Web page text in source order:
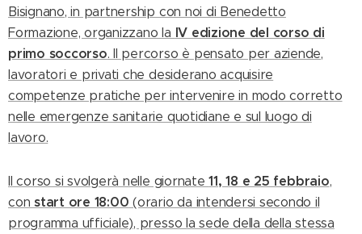
Bisignano, in partnership con noi di Benedetto
Formazione, organizzano la IV edizione del corso di
primo soccorso. Il percorso è pensato per aziende,
lavoratori e privati che desiderano acquisire
competenze pratiche per intervenire in modo corretto
nelle emergenze sanitarie quotidiane e sul luogo di
lavoro.
Il corso si svolgerà nelle giornate11, 18 e 25 febbraio,
constart ore 18:00 (orario da intendersi secondo il
programma ufficiale), presso la sede della della stessa